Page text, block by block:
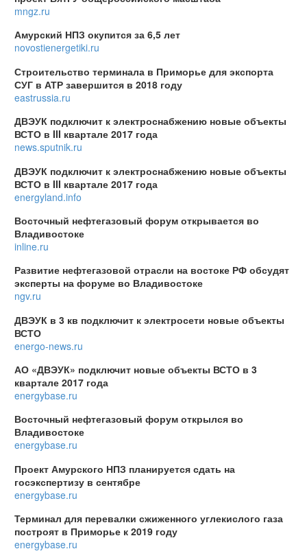
mngz.ru
Амурский НПЗ окупится за 6,5 лет
novostienergetiki.ru
Строительство терминала в Приморье для экспорта
СУГ в АТР завершится в 2018 году
eastrussia.ru
ДВЭУК подключит к электроснабжению новые объекты
ВСТО в III квартале 2017 года
news.sputnik.ru
ДВЭУК подключит к электроснабжению новые объекты
ВСТО в III квартале 2017 года
energyland.info
Восточный нефтегазовый форум открывается во
Владивостоке
inline.ru
Развитие нефтегазовой отрасли на востоке РФ обсудят
эксперты на форуме во Владивостоке
ngv.ru
ДВЭУК в 3 кв подключит к электросети новые объекты
ВСТО
energo-news.ru
АО «ДВЭУК» подключит новые объекты ВСТО в 3
квартале 2017 года
energybase.ru
Восточный нефтегазовый форум открылся во
Владивостоке
energybase.ru
Проект Амурского НПЗ планируется сдать на
госэкспертизу в сентябре
energybase.ru
Терминал для перевалки сжиженного углекислого газа
построят в Приморье к 2019 году
energybase.ru